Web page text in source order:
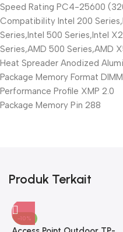
Speed Rating PC4-25600
Compatibility Intel 200
Series,Intel 500 Series,Intel
Series,AMD 500 Series,AMD
Heat Spreader Anodized
Package Memory Format DIMM
Performance Profile XMP 2.0
Package Memory Pin 288
Produk Terkait
-10%